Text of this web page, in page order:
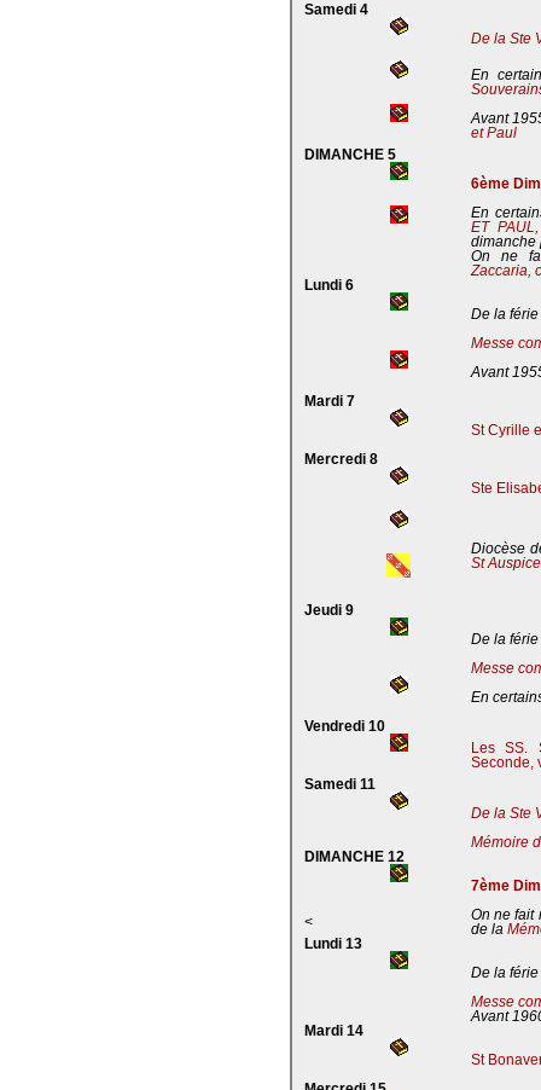
Samedi 4
De la Ste
En
Avant
et Paul
DIMANCHE 5
6ème
En
ET
dimanche
On ne
Zaccaria,
Lundi 6
De la férie
Messe
Avant
Mardi 7
St Cyrille
Mercredi 8
Ste
Diocèse
St
Jeudi 9
De la férie
Messe
En
Vendredi 10
Les SS.
Seconde,
Samedi 11
De la Ste
Mémoire
DIMANCHE 12
7ème
<
On ne fait
de la
Lundi 13
De la férie
Messe
Avant
Mardi 14
St